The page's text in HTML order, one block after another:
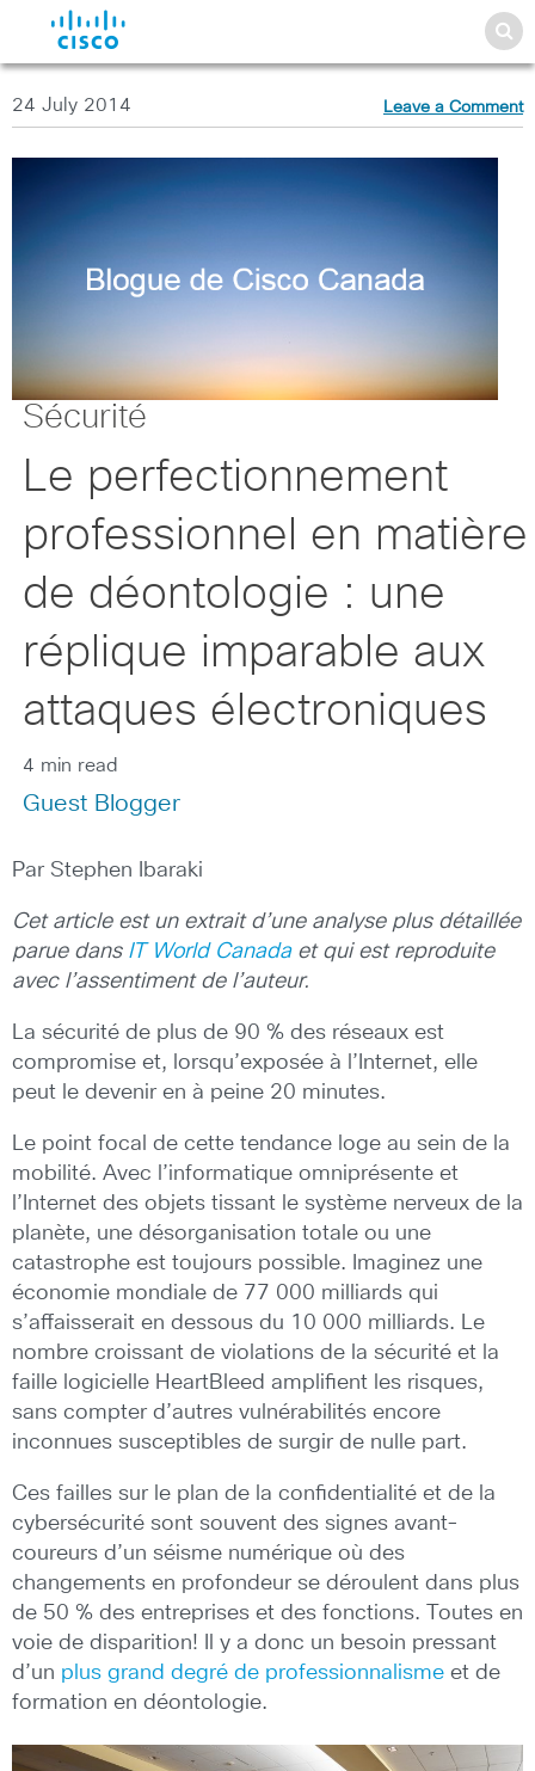
24 July 2014 Leave a Comment
Sécurité
Le perfectionnement
professionnel en matière
de déontologie : une
réplique imparable aux
attaques électroniques
4 min read
Guest Blogger
Par Stephen Ibaraki
Cet article est un extrait d’une analyse plus détaillée
parue dans IT World Canadaet qui est reproduite
avec l’assentiment de l’auteur.
La sécurité de plus de 90 % des réseaux est
compromise et, lorsqu’exposée à l’Internet, elle
peut le devenir en à peine 20 minutes.
Le point focal de cette tendance loge au sein de la
mobilité. Avec l’informatique omniprésente et
l’Internet des objets tissant le système nerveux de la
planète, une désorganisation totale ou une
catastrophe est toujours possible. Imaginez une
économie mondiale de 77 000 milliards qui
s’affaisserait en dessous du 10 000 milliards. Le
nombre croissant de violations de la sécurité et la
faille logicielle HeartBleed amplifient les risques,
sans compter d’autres vulnérabilités encore
inconnues susceptibles de surgir de nulle part.
Ces failles sur le plan de la confidentialité et de la
cybersécurité sont souvent des signes avant-
coureurs d’un séisme numérique où des
changements en profondeur se déroulent dans plus
de 50 % des entreprises et des fonctions. Toutes en
voie de disparition! Il y a donc un besoin pressant
d’un plus grand degré de professionnalisme et de
formation en déontologie.